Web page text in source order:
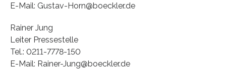
E-Mail: Gustav-Horn@boeckler.de
Rainer Jung
Leiter Pressestelle
Tel.: 0211-7778-150
E-Mail: Rainer-Jung@boeckler.de